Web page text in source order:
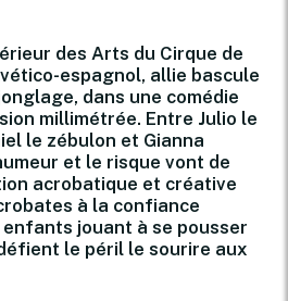
des Arts du Cirque de
espagnol, allie bascule
dans une comédie
millimétrée. Entre Julio le
le zébulon et Gianna
et le risque vont de
acrobatique et créative
à la confiance
jouant à se pousser
le péril le sourire aux